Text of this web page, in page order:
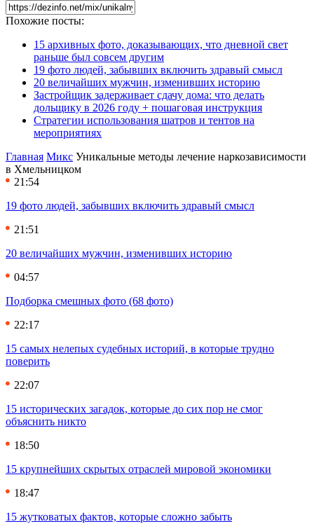
Похожие посты:
15 архивных фото, доказывающих, что дневной свет
раньше был совсем другим
19 фото людей, забывших включить здравый смысл
20 величайших мужчин, изменивших историю
Застройщик задерживает сдачу дома: что делать
дольщику в 2026 году + пошаговая инструкция
Стратегии использования шатров и тентов на
мероприятиях
Главная Микс Уникальные методы лечение наркозависимости
в Хмельницком
21:54
19 фото людей, забывших включить здравый смысл
21:51
20 величайших мужчин, изменивших историю
04:57
Подборка смешных фото (68 фото)
22:17
15 самых нелепых судебных историй, в которые трудно
поверить
22:07
15 исторических загадок, которые до сих пор не смог
объяснить никто
18:50
15 крупнейших скрытых отраслей мировой экономики
18:47
15 жутковатых фактов, которые сложно забыть